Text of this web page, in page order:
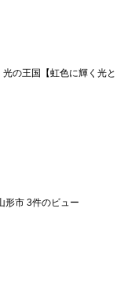
の王国【虹色に輝く光と
形市 3件のビュー